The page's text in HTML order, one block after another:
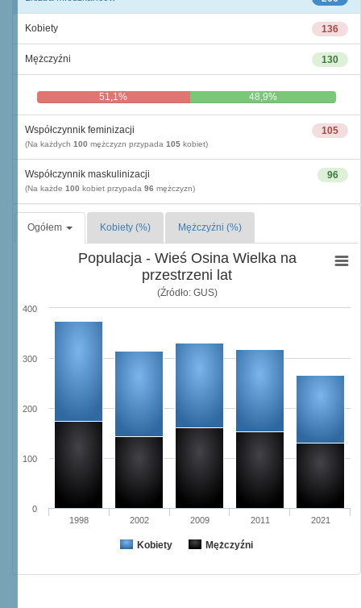
136
Kobiety
130
Mężczyźni
51,1% 48,9%
105
Współczynnik feminizacji
(Na każdych 100 mężczyzn przypada 105 kobiet)
96
Współczynnik maskulinizacji
(Na każde 100 kobiet przypada 96 mężczyzn)
Ogółem Kobiety (%) Mężczyźni (%)
Populacja - Wieś Osina Wielka na
przestrzeni lat
(Źródło: GUS)
Kobiety Mężczyźni
1998 2002 2009 2011 2021
0
100
200
300
400